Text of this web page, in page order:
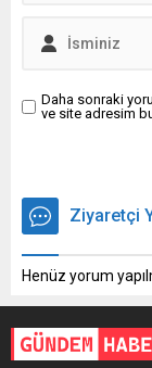
Daha sonraki
ve site adresim
Ziyaretçi
Henüz yorum